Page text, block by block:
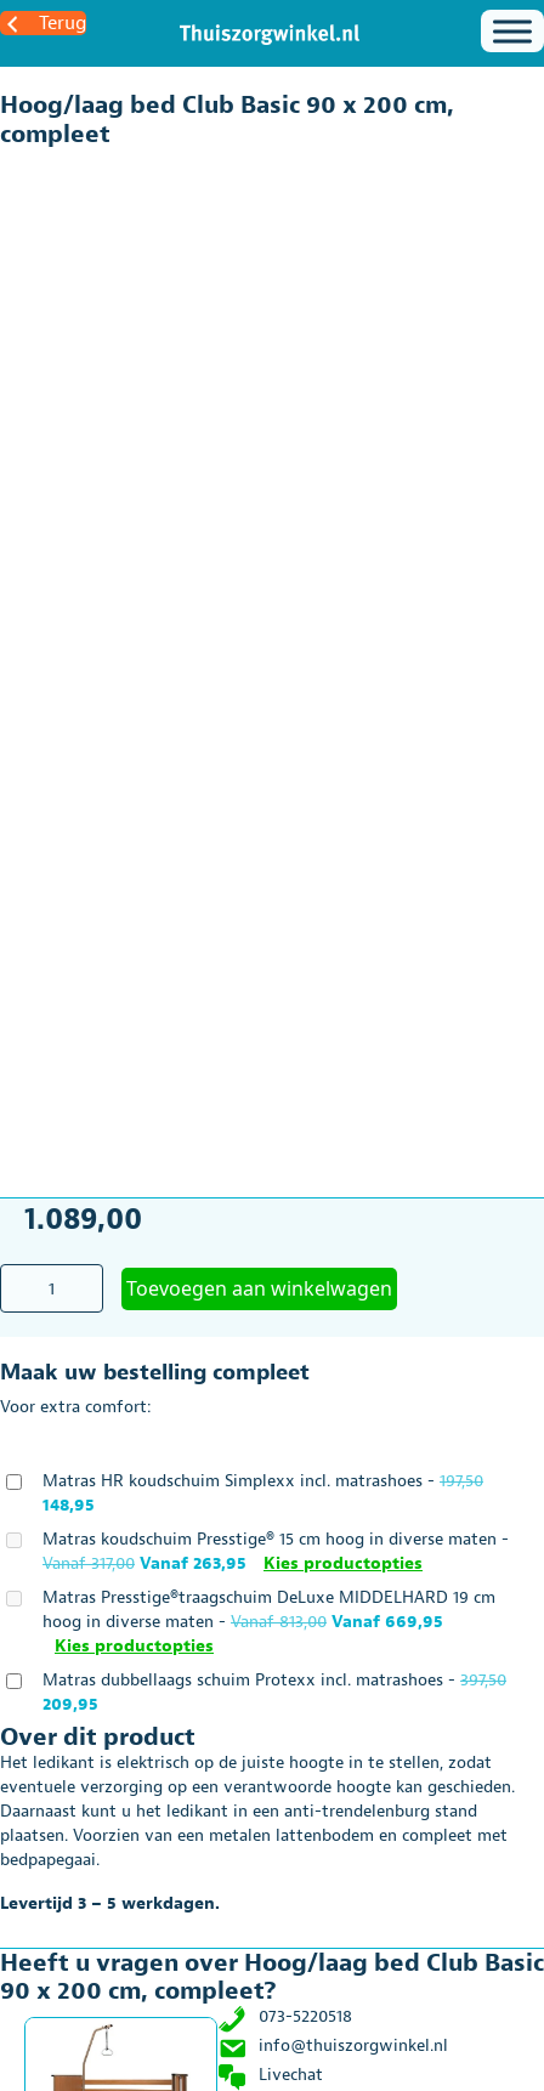
Terug
Hoog/laag bed Club Basic 90 x 200 cm,
compleet
1.089,00
Hoog/laag
90
x
aantal
Toevoegen aan winkelwagen
Maak uw bestelling compleet
Voor extra comfort:
Matras HR koudschuim Simplexx incl. matrashoes - 197,50
148,95
prijs
€148,95.
Matras koudschuim Presstige® 15 cm hoog in diverse maten -
Vanaf317,00 Oorspronkelijke
prijs
was:
€317,00.
Vanaf 263,95 Huidige
prijs
Kies productopties
Matras Presstige®traagschuim DeLuxe MIDDELHARD 19 cm
hoog in diverse maten - Vanaf813,00 Oorspronkelijke
was:
Vanaf 669,95
Vanaf
Kies productopties
Matras dubbellaags schuim Protexx incl. matrashoes - 397,50
209,95
is:
€209,95.
Over dit product
Het ledikant is elektrisch op de juiste hoogte in te stellen, zodat
eventuele verzorging op een verantwoorde hoogte kan geschieden.
Daarnaast kunt u het ledikant in een anti-trendelenburg stand
plaatsen. Voorzien van een metalen lattenbodem en compleet met
bedpapegaai.
Levertijd 3 – 5 werkdagen.
Heeft u vragen over Hoog/laag bed Club Basic
90 x 200 cm, compleet?
073-5220518
info@thuiszorgwinkel.nl
Livechat